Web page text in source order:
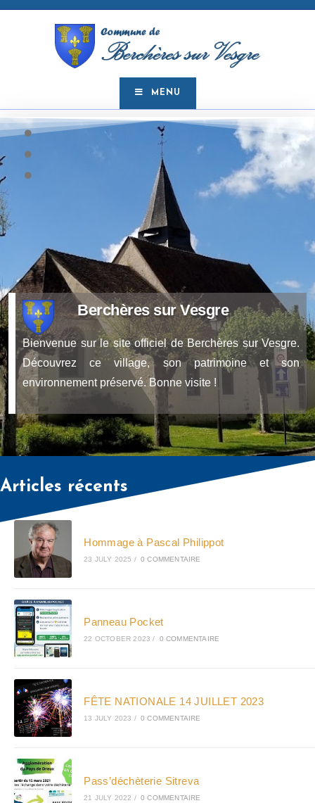
MENU
Berchères sur Vesgre
Bienvenue sur le site officiel de Berchères sur Vesgre.
Découvrez ce village, son patrimoine et son
environnement préservé. Bonne visite !
Articles récents
Hommage à Pascal Philippot
23 JULY 2025 / 0 COMMENTAIRE
Panneau Pocket
22 OCTOBER 2023 / 0 COMMENTAIRE
FÊTE NATIONALE 14 JUILLET 2023
13 JULY 2023 / 0 COMMENTAIRE
Pass’déchèterie Sitreva
21 JULY 2022 / 0 COMMENTAIRE